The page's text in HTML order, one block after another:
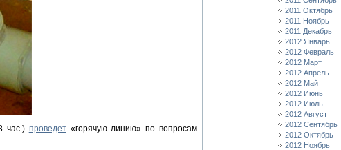
час.) проведет«горячую линию» по вопросам
2011 Октябрь
2011 Ноябрь
2011 Декабрь
2012 Январь
2012 Февраль
2012 Март
2012 Апрель
2012 Май
2012 Июнь
2012 Июль
2012 Август
2012 Сентябрь
2012 Октябрь
2012 Ноябрь